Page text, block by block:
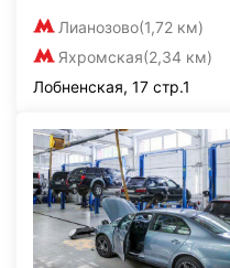
Лианозово(1,72 км)
Яхромская(2,34 км)
Лобненская, 17 стр.1